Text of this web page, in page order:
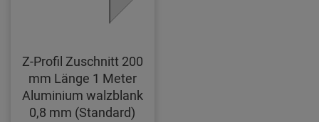
Z-Profil Zuschnitt 200
mm Länge 1 Meter
Aluminium walzblank
0,8 mm (Standard)